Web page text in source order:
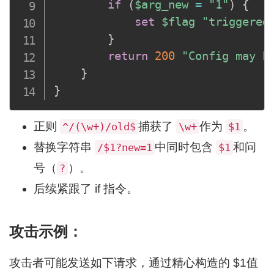
if ($arg_new = "1" )
{
set $flag
}
return 200
"Config may
}
}
正则 ^/(\w+)/old$ 捕获了 \w+ 作为 $1 。
替换字符串
/$1?new=1 中同时包含 $1 和问
号（ ? ）。
后续紧跟了 if 指令。
攻击示例：
攻击者可能发送如下请求，通过精心构造的 $1值